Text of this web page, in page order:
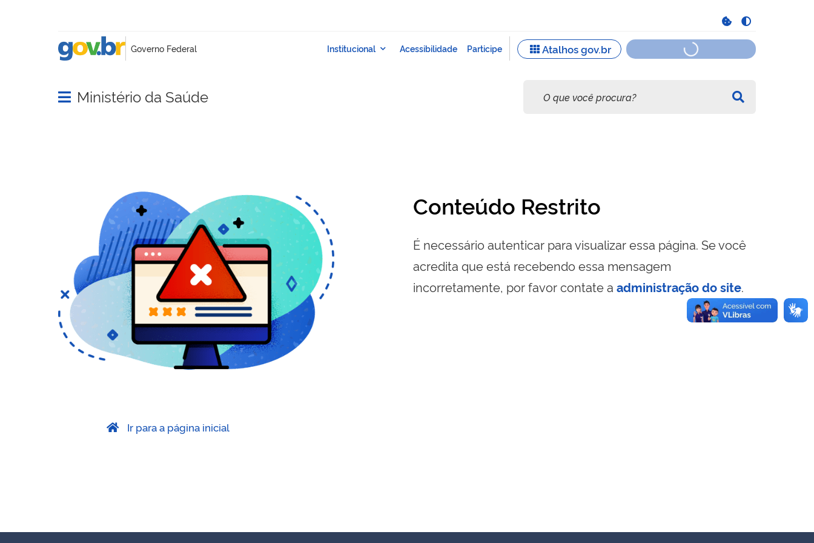
Abrir menu principal de navegação
Ministério da Saúde
Conteúdo Restrito
É necessário autenticar para visualizar essa página. Se você
acredita que está recebendo essa mensagem
incorretamente, por favor contate a administração do site.
Ir para a página inicial